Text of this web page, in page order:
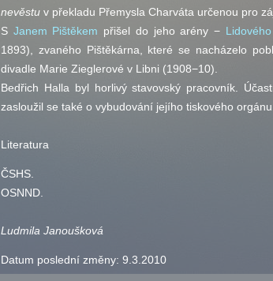
nevěstu v překladu Přemysla Charváta určenou pro
S Janem Pištěkem přišel do jeho arény −
1893) , zvaného Pištěkárna, které se nacházelo
divadle Marie Zieglerové v Libni (1908−10).
Bedřich Halla byl horlivý stavovský pracovník.
zasloužil se také o vybudování jejího tiskového orgánu.
Literatura
ČSHS
OSNND
Ludmila Janoušková
Datum poslední změny: 9.3.2010